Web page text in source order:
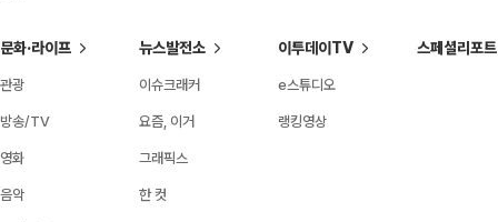
문화·라이프
관광
방송/TV
영화
음악
뉴스발전소
이슈크래커
요즘, 이거
그래픽스
한 컷
이투데이TV
e스튜디오
랭킹영상
스페셜리포트